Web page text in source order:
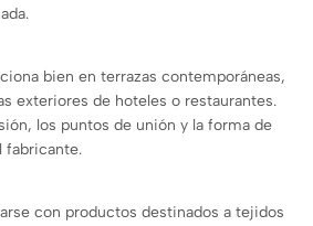
bien en terrazas contemporáneas,
exteriores de hoteles o restaurantes.
los puntos de unión y la forma de
fabricante.
con productos destinados a tejidos